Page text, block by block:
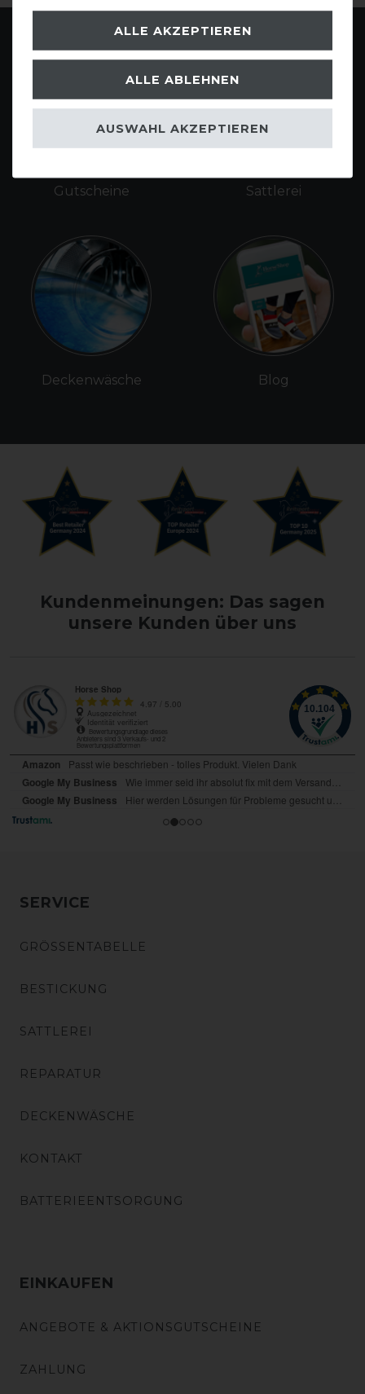
Gutscheine
Deckenwäsche
Sattlerei
Blog
Kundenmeinungen: Das sagen
unsere Kunden über uns
SERVICE
GRÖSSENTABELLE
BESTICKUNG
SATTLEREI
REPARATUR
DECKENWÄSCHE
KONTAKT
BATTERIEENTSORGUNG
EINKAUFEN
ANGEBOTE & AKTIONSGUTSCHEINE
ZAHLUNG
ALLE AKZEPTIEREN
ALLE ABLEHNEN
AUSWAHL AKZEPTIEREN